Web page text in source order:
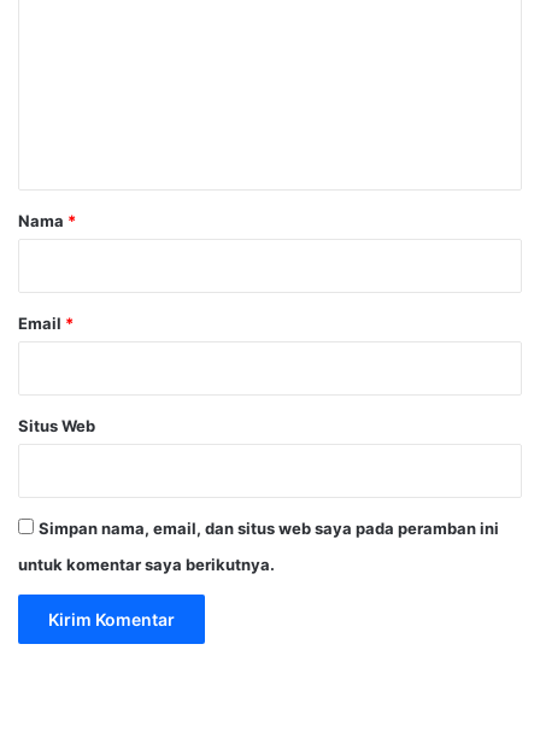
r
Nama *
Email *
Situs Web
Simpan nama, email, dan situs web saya pada peramban ini
untuk komentar saya berikutnya.